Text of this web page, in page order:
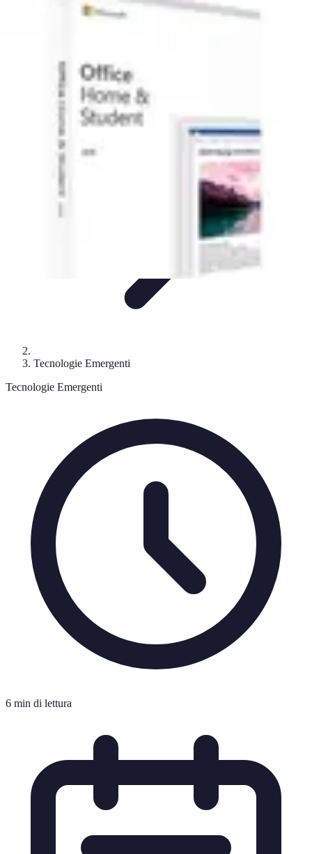
Pionieri dell'Innovazione
Pionieri dell'Innovazione
Tecnologie Emergenti
Tecnologie Emergenti
6 min di lettura